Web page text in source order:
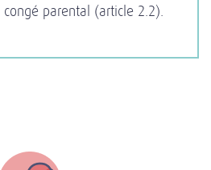
parental (article 2.2).